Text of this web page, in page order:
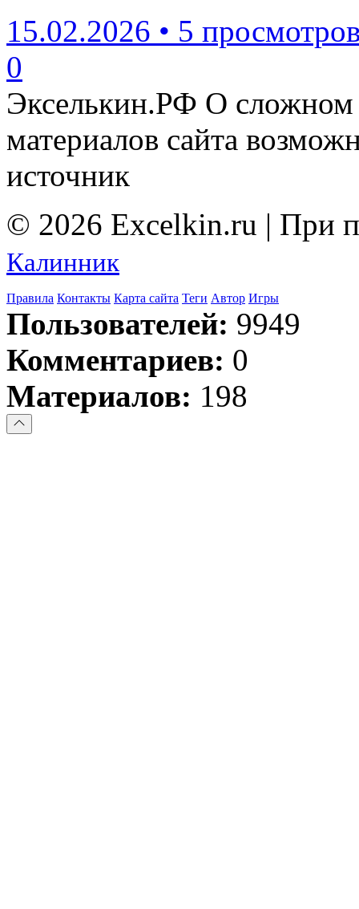
15.02.2026 • 5
0
Экселькин.РФ О сложном
материалов сайта
источник
© 2026 Excelkin.ru | При
Калинник
Правила Контакты Карта сайта Теги Автор Игры
Пользователей: 9949
Комментариев: 0
Материалов: 198